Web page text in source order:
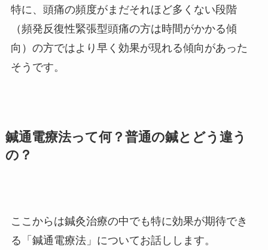
特に、頭痛の頻度がまだそれほど多くない段階
（頻発反復性緊張型頭痛の方は時間がかかる傾
向）の方ではより早く効果が現れる傾向があった
そうです。
鍼通電療法って何？普通の鍼とどう違う
の？
ここからは鍼灸治療の中でも特に効果が期待でき
る「鍼通電療法」についてお話しします。